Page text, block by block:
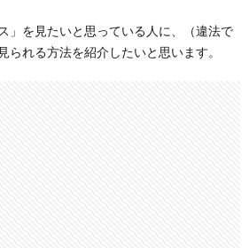
」を見たいと思っている人に、（違法で
られる方法を紹介したいと思います。